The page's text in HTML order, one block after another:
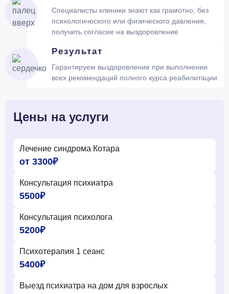
Специалисты клиники знают как грамотно, без
психологического или физического давления,
получить согласие на выздоровление
Результат
Гарантируем выздоровление при выполнении
всех рекомендаций полного курса реабилитации
Цены на услуги
Лечение синдрома Котара
от 3300₽
Консультация психиатра
5500₽
Консультация психолога
5200₽
Психотерапия 1 сеанс
5400₽
Выезд психиатра на дом для взрослых